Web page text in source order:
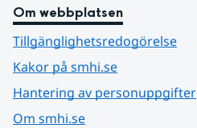
Om webbplatsen
Tillgänglighetsredogörelse
Kakor på smhi.se
Hantering av personuppgifter
Om smhi.se